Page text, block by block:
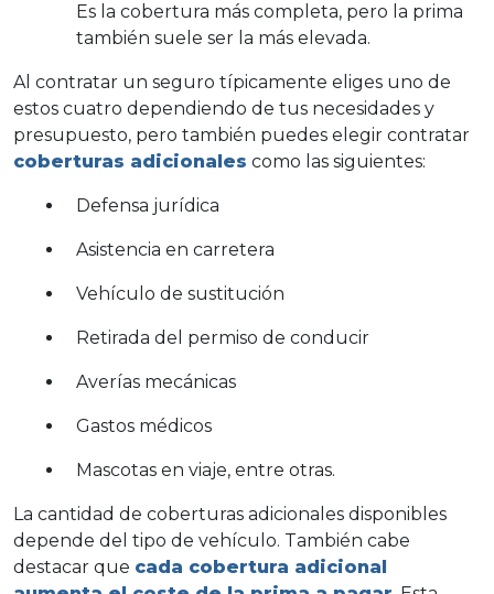
Es la cobertura más completa, pero la prima
también suele ser la más elevada.
Al contratar un seguro típicamente eliges uno de
estos cuatro dependiendo de tus necesidades y
presupuesto, pero también puedes elegir contratar
coberturas adicionales como las siguientes:
Defensa jurídica
Asistencia en carretera
Vehículo de sustitución
Retirada del permiso de conducir
Averías mecánicas
Gastos médicos
Mascotas en viaje, entre otras.
La cantidad de coberturas adicionales disponibles
depende del tipo de vehículo. También cabe
destacar que cada cobertura adicional